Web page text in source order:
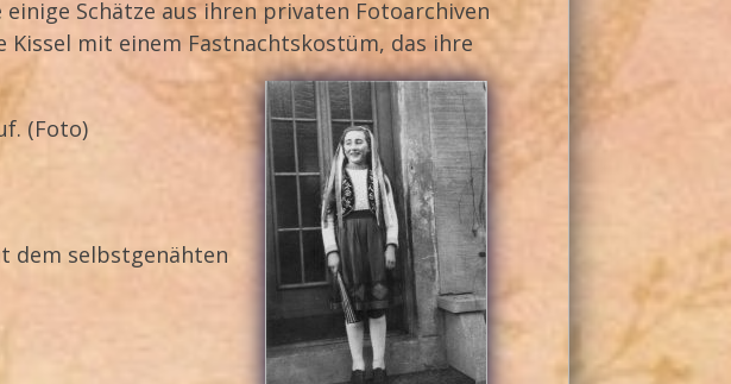
Schätze aus ihren privaten Fotoarchiven
Kissel mit einem Fastnachtskostüm, das ihre
(Foto)
dem selbstgenähten